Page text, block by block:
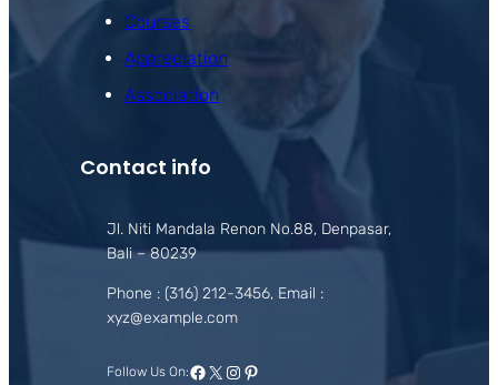
Courses
Appreciation
Association
Contact info
Jl. Niti Mandala Renon No.88, Denpasar,
Bali – 80239
Phone : (316) 212-3456, Email :
xyz@example.com
Follow Us On:Facebook
X Instagram
Pinterest